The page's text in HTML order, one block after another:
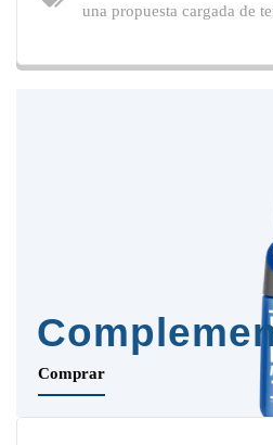
una propuesta cargada de
Comprar